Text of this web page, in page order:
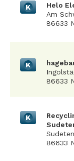
K
Helo
Am
86633
K
86633
K
86633